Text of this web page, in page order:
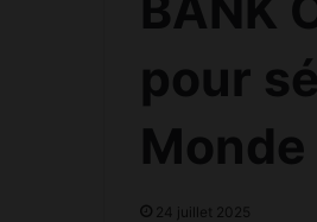
pour
Monde
24 juillet 2025